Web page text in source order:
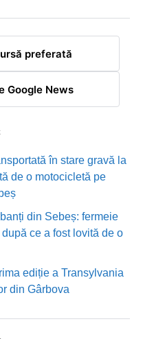
preferată
Google News
în stare gravă la
de o motocicletă pe
din Sebeș: fermeie
ce a fost lovită de o
ediție a Transylvania
din Gârbova